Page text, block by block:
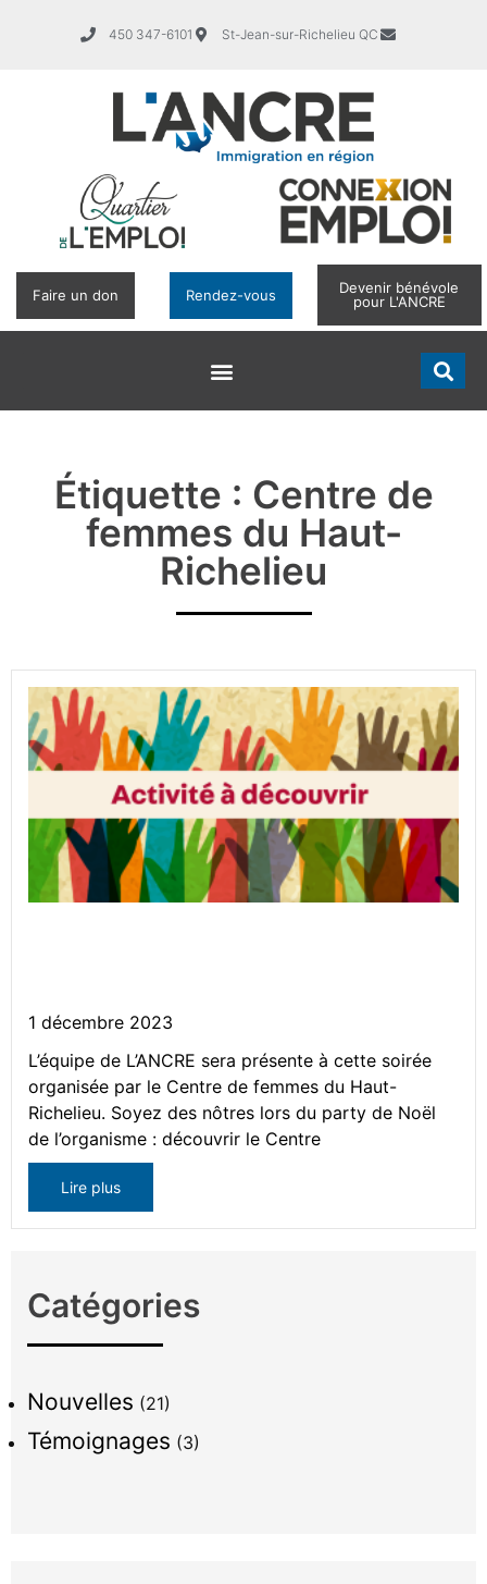
450 347-6101 St-Jean-sur-Richelieu QC
Faire un don Rendez-vous
Devenir bénévole
pour L'ANCRE
Étiquette : Centre de
femmes du Haut-
Richelieu
1 décembre 2023
L’équipe de L’ANCRE sera présente à cette soirée
organisée par le Centre de femmes du Haut-
Richelieu. Soyez des nôtres lors du party de Noël
de l’organisme : découvrir le Centre
Lire plus
Catégories
Nouvelles (21)
Témoignages (3)